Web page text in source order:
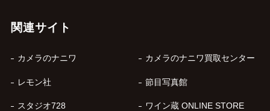
関連サイト
カメラのナニワ カメラのナニワ買取センター
レモン社 節目写真館
スタジオ728 ワイン蔵 ONLINE STORE